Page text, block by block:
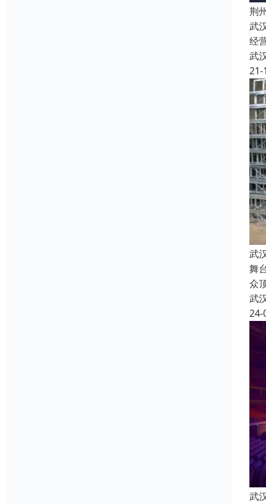
荆
武
经
武
21-
武
舞
众
武
24-
武